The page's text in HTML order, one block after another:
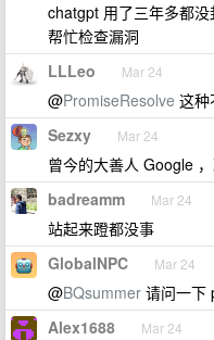
chatgpt 用了三年多都
帮忙检查漏洞
LLLeo Mar 24
@PromiseResolve 这种
Sezxy Mar 24
曾今的大善人 Google
badreamm Mar 24
站起来蹬都没事
GlobalNPC Mar 24
@BQsummer 请问一下
Alex1688 Mar 24